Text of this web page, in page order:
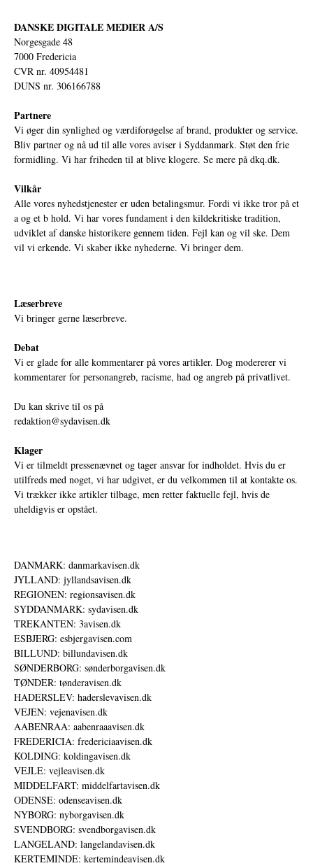
DANSKE DIGITALE MEDIER A/S
Norgesgade 48
7000 Fredericia
CVR nr. 40954481
DUNS nr. 306166788
Partnere
Vi øger din synlighed og værdiforøgelse af brand, produkter og service.
Bliv partner og nå ud til alle vores aviser i Syddanmark. Støt den frie
formidling. Vi har friheden til at blive klogere. Se mere på dkq.dk.
Vilkår
Alle vores nyhedstjenester er uden betalingsmur. Fordi vi ikke tror på et
a og et b hold. Vi har vores fundament i den kildekritiske tradition,
udviklet af danske historikere gennem tiden. Fejl kan og vil ske. Dem
vil vi erkende. Vi skaber ikke nyhederne. Vi bringer dem.
Læserbreve
Vi bringer gerne læserbreve.
Debat
Vi er glade for alle kommentarer på vores artikler. Dog modererer vi
kommentarer for personangreb, racisme, had og angreb på privatlivet.
Du kan skrive til os på
redaktion@sydavisen.dk
Klager
Vi er tilmeldt pressenævnet og tager ansvar for indholdet. Hvis du er
utilfreds med noget, vi har udgivet, er du velkommen til at kontakte os.
Vi trækker ikke artikler tilbage, men retter faktuelle fejl, hvis de
uheldigvis er opstået.
DANMARK: danmarkavisen.dk
JYLLAND: jyllandsavisen.dk
REGIONEN: regionsavisen.dk
SYDDANMARK: sydavisen.dk
TREKANTEN: 3avisen.dk
ESBJERG: esbjergavisen.com
BILLUND: billundavisen.dk
SØNDERBORG: sønderborgavisen.dk
TØNDER: tønderavisen.dk
HADERSLEV: haderslevavisen.dk
VEJEN: vejenavisen.dk
AABENRAA: aabenraaavisen.dk
FREDERICIA: fredericiaavisen.dk
KOLDING: koldingavisen.dk
VEJLE: vejleavisen.dk
MIDDELFART: middelfartavisen.dk
ODENSE: odenseavisen.dk
NYBORG: nyborgavisen.dk
SVENDBORG: svendborgavisen.dk
LANGELAND: langelandavisen.dk
KERTEMINDE: kertemindeavisen.dk